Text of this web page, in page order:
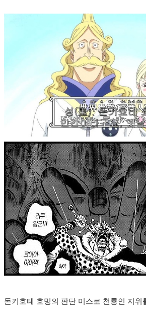
돈키호테 호밍의 판단 미스로 천룡인 지위